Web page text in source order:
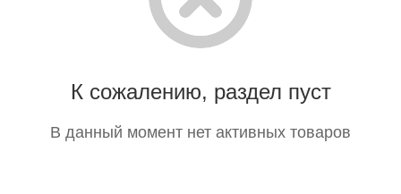
К сожалению, раздел пуст
В данный момент нет активных товаров